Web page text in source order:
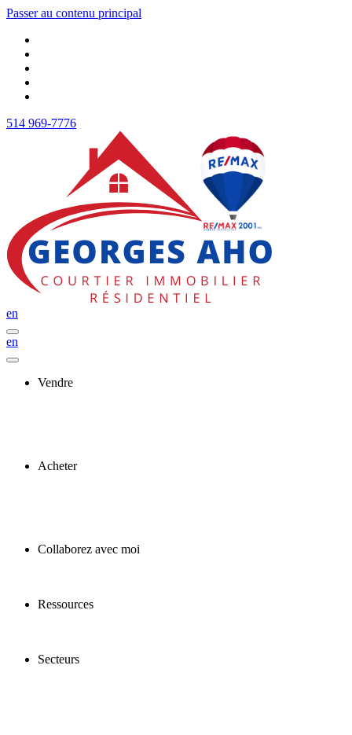
Passer au contenu principal
514 969-7776
en
en
Vendre
Acheter
Collaborez avec moi
Ressources
Secteurs